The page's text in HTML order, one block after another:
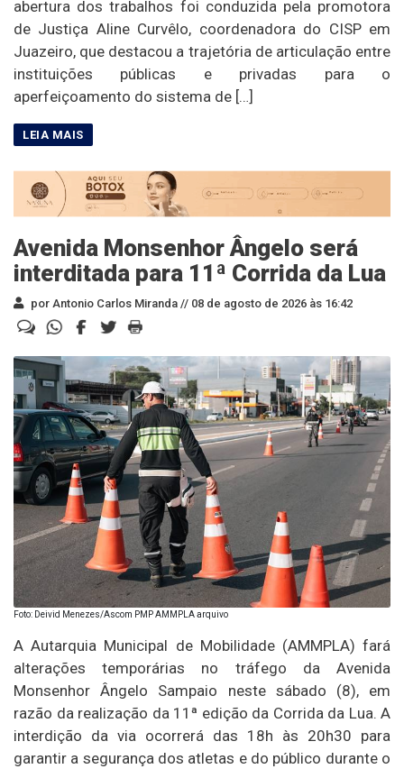
abertura dos trabalhos foi conduzida pela promotora
de Justiça Aline Curvêlo, coordenadora do CISP em
Juazeiro, que destacou a trajetória de articulação entre
instituições públicas e privadas para o
aperfeiçoamento do sistema de […]
Avenida Monsenhor Ângelo será
interditada para 11ª Corrida da Lua
por Antonio Carlos Miranda // 08 de agosto de 2026 às 16:42
Foto: Deivid Menezes/Ascom PMP AMMPLA arquivo
A Autarquia Municipal de Mobilidade (AMMPLA) fará
alterações temporárias no tráfego da Avenida
Monsenhor Ângelo Sampaio neste sábado (8), em
razão da realização da 11ª edição da Corrida da Lua. A
interdição da via ocorrerá das 18h às 20h30 para
garantir a segurança dos atletas e do público durante o